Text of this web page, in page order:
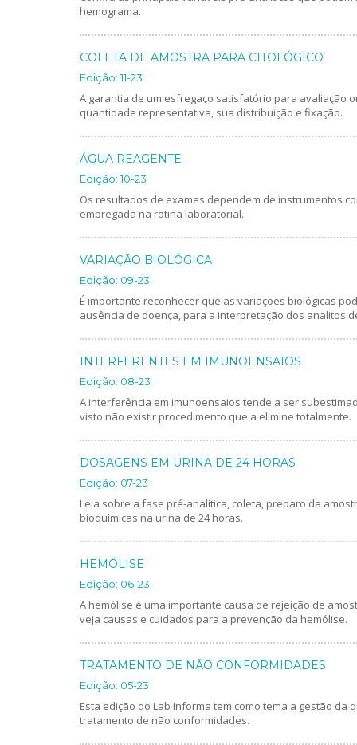
hemograma.
COLETA DE AMOSTRA PARA CITOLÓGICO
Edição: 11-23
A garantia de um esfregaço satisfatório para avaliação
quantidade representativa, sua distribuição e fixação.
ÁGUA REAGENTE
Edição: 10-23
Os resultados de exames dependem de instrumentos
empregada na rotina laboratorial.
VARIAÇÃO BIOLÓGICA
Edição: 09-23
É importante reconhecer que as variações biológicas
ausência de doença, para a interpretação dos analitos
INTERFERENTES EM IMUNOENSAIOS
Edição: 08-23
A interferência em imunoensaios tende a ser
visto não existir procedimento que a elimine totalmente.
DOSAGENS EM URINA DE 24 HORAS
Edição: 07-23
Leia sobre a fase pré-analítica, coleta, preparo da
bioquímicas na urina de 24 horas.
HEMÓLISE
Edição: 06-23
A hemólise é uma importante causa de rejeição de
veja causas e cuidados para a prevenção da hemólise.
TRATAMENTO DE NÃO CONFORMIDADES
Edição: 05-23
Esta edição do Lab Informa tem como tema a gestão da
tratamento de não conformidades.